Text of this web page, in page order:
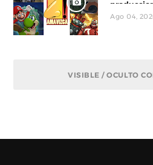
Ago 04,
VISIBLE / OCULTO